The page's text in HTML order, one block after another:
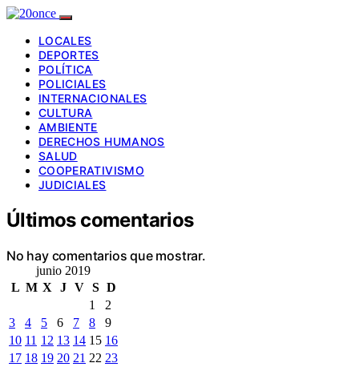
LOCALES
DEPORTES
POLÍTICA
POLICIALES
INTERNACIONALES
CULTURA
AMBIENTE
DERECHOS HUMANOS
SALUD
COOPERATIVISMO
JUDICIALES
Últimos comentarios
No hay comentarios que mostrar.
junio 2019
L M X J V S D
1
2
3
4 5 6 7 8
9
10 11 12 13 14 15 16
17 18 19 20 21 22 23